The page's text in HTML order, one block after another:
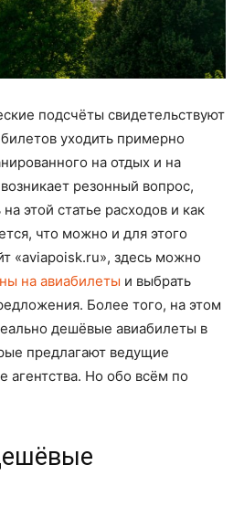
подсчёты свидетельствуют
уходить примерно
на отдых и на
резонный вопрос,
этой статье расходов и как
что можно и для этого
«aviapoisk.ru», здесь можно
на авиабилеты и выбрать
Более того, на этом
дешёвые авиабилеты в
предлагают ведущие
агентства. Но обо всём по